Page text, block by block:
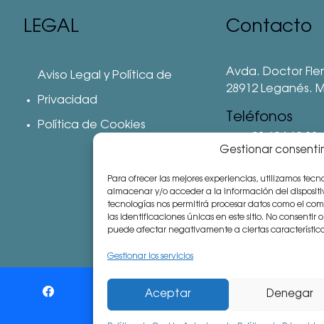
Gestionar
Para ofrecer las mejores experiencias, utilizamos
almacenar y/o acceder a la información del
tecnologías nos permitirá procesar datos como el
las identificaciones únicas en este sitio. No consentir
puede afectar negativamente a ciertas
Gestionar los servicios
Aceptar Denegar
LEGAL
Aviso Legal y Política de
Privacidad
Política de Cookies
Contacto
Avda. Doctor
28912 Leganés.
Teléfonos
⅛ 91 693 80